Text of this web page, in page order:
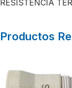
RESISTENCIA
Productos